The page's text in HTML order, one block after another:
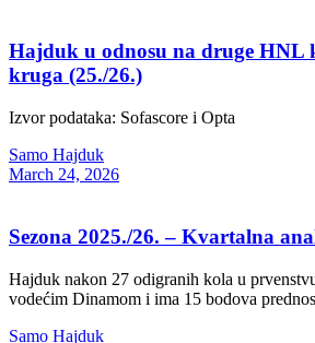
Hajduk u odnosu na druge HNL
kruga (25./26.)
Izvor podataka: Sofascore i Opta
Samo Hajduk
March 24, 2026
Sezona 2025./26. – Kvartalna
Hajduk nakon 27 odigranih kola u
vodećim Dinamom i ima 15 bodova
Samo Hajduk